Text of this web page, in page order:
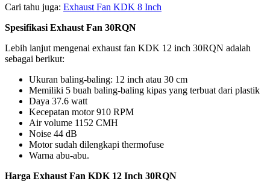
Cari tahu juga: Exhaust Fan KDK 8 Inch
Spesifikasi Exhaust Fan 30RQN
Lebih lanjut mengenai exhaust fan KDK 12 inch 30RQN adalah
sebagai berikut:
Ukuran baling-baling: 12 inch atau 30 cm
Memiliki 5 buah baling-baling kipas yang terbuat dari plastik
Daya 37.6 watt
Kecepatan motor 910 RPM
Air volume 1152 CMH
Noise 44 dB
Motor sudah dilengkapi thermofuse
Warna abu-abu.
Harga Exhaust Fan KDK 12 Inch 30RQN